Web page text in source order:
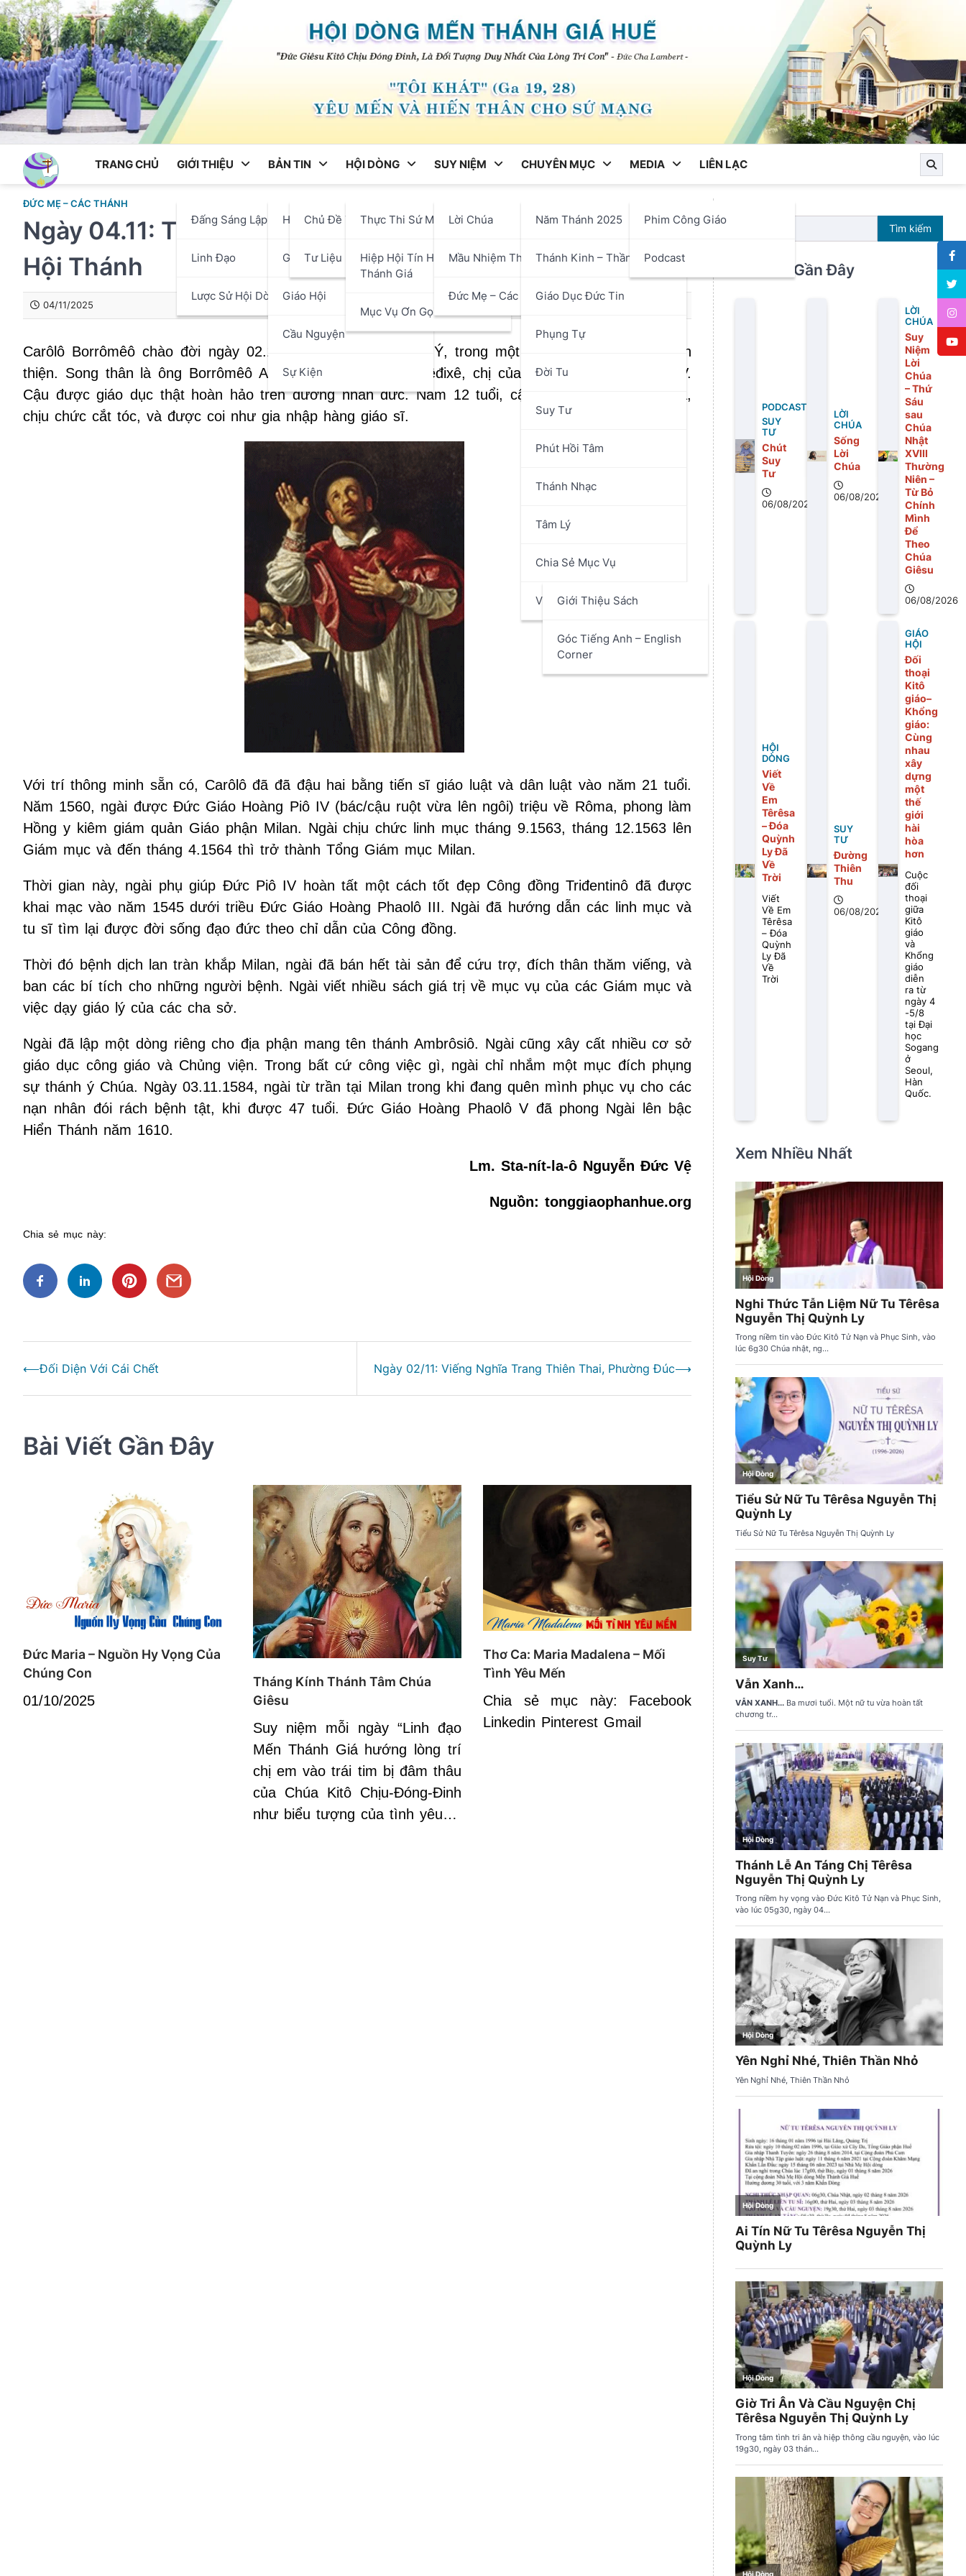
Skip
to
content
TRANG CHỦ GIỚI THIỆU
Đấng Sáng Lập
Linh Đạo
Lược Sử Hội Dòng
BẢN TIN
Hội Dòng
Chủ Đề Tháng
Tư Liệu
Giáo Phận
Giáo Hội
Cầu Nguyện
Sự Kiện
HỘI DÒNG
Thực Thi Sứ Mạng
Hiệp Hội Tín Hữu Mến
Thánh Giá
Mục Vụ Ơn Gọi
SUY NIỆM
Lời Chúa
Mầu Nhiệm Thánh Giá
Đức Mẹ – Các Thánh
CHUYÊN MỤC
Năm Thánh 2025
Thánh Kinh – Thần Học
Giáo Dục Đức Tin
Phụng Tự
Đời Tu
Suy Tư
Phút Hồi Tâm
Thánh Nhạc
Tâm Lý
Chia Sẻ Mục Vụ
Văn Hóa Nghệ Thuật
Giới Thiệu Sách
Góc Tiếng Anh – English
Corner
MEDIA
Phim Công Giáo
Podcast
LIÊN LẠC
ĐỨC MẸ – CÁC THÁNH
Ngày 04.11: Thánh Carôlô Borrômêô, Giám Mục, Tiến Sĩ
Hội Thánh
04/11/2025
Carôlô Borrômêô chào đời ngày 02.10.1538 tại Milan, nước Ý, trong một gia đình đạo đức, thánh
thiện. Song thân là ông Borrômêô Arôma và bà Magatita Mêđixê, chị của Đức Giáo Hoàng Piô IV.
Cậu được giáo dục thật hoàn hảo trên đường nhân đức. Năm 12 tuổi, cậu đã tận hiến cho Chúa,
chịu chức cắt tóc, và được coi như gia nhập hàng giáo sĩ.
Với trí thông minh sẵn có, Carôlô đã đã đậu hai bằng tiến sĩ giáo luật và dân luật vào năm 21 tuổi.
Năm 1560, ngài được Đức Giáo Hoàng Piô IV (bác/cậu ruột vừa lên ngôi) triệu về Rôma, phong làm
Hồng y kiêm giám quản Giáo phận Milan. Ngài chịu chức linh mục tháng 9.1563, tháng 12.1563 lên
Giám mục và đến tháng 4.1564 thì trở thành Tổng Giám mục Milan.
Thời gian này, ngài phụ giúp Đức Piô IV hoàn tất một cách tốt đẹp Công đồng Triđentinô đã được
khai mạc vào năm 1545 dưới triều Đức Giáo Hoàng Phaolô III. Ngài đã hướng dẫn các linh mục và
tu sĩ tìm lại được đời sống đạo đức theo chỉ dẫn của Công đồng.
Thời đó bệnh dịch lan tràn khắp Milan, ngài đã bán hết tài sản để cứu trợ, đích thân thăm viếng, và
ban các bí tích cho những người bệnh. Ngài viết nhiều sách giá trị về mục vụ của các Giám mục và
việc dạy giáo lý của các cha sở.
Ngài đã lập một dòng riêng cho địa phận mang tên thánh Ambrôsiô. Ngài cũng xây cất nhiều cơ sở
giáo dục công giáo và Chủng viện. Trong bất cứ công việc gì, ngài chỉ nhắm một mục đích phụng
sự thánh ý Chúa. Ngày 03.11.1584, ngài từ trần tại Milan trong khi đang quên mình phục vụ cho các
nạn nhân đói rách bệnh tật, khi được 47 tuổi. Ðức Giáo Hoàng Phaolô V đã phong Ngài lên bậc
Hiển Thánh năm 1610.
Lm. Sta-nít-la-ô Nguyễn Đức Vệ
Nguồn: tonggiaophanhue.org
Chia sẻ mục này:
hướng
bài
⟵Đối Diện Với Cái Chết Ngày 02/11: Viếng Nghĩa Trang Thiên Thai, Phường Đúc⟶
Bài Viết Gần Đây
Đức Maria – Nguồn Hy Vọng Của
Chúng Con
01/10/2025
Tháng Kính Thánh Tâm Chúa
Giêsu
Suy niệm mỗi ngày “Linh đạo
Mến Thánh Giá hướng lòng trí
chị em vào trái tim bị đâm thâu
của Chúa Kitô Chịu-Đóng-Đinh
như biểu tượng của tình yêu…
Thơ Ca: Maria Madalena – Mối
Tình Yêu Mến
Chia sẻ mục này: Facebook
Linkedin Pinterest Gmail
Tìm kiếm
Bài Viết Gần Đây
PODCAST
SUY
TƯ
Chút
Suy
Tư
06/08/2026
LỜI
CHÚA
Sống
Lời
Chúa
06/08/2026
LỜI
CHÚA
Suy
Niệm
Lời
Chúa
– Thứ
Sáu
sau
Chúa
Nhật
XVIII
Thường
Niên –
Từ Bỏ
Chính
Mình
Để
Theo
Chúa
Giêsu
06/08/2026
HỘI
DÒNG
Viết
Về
Em
Têrêsa
– Đóa
Quỳnh
Ly Đã
Về
Trời
Viết
Về Em
Têrêsa
– Đóa
Quỳnh
Ly Đã
Về
Trời
SUY
TƯ
Đường
Thiên
Thu
06/08/2026
GIÁO
HỘI
Đối
thoại
Kitô
giáo–
Khổng
giáo:
Cùng
nhau
xây
dựng
một
thế
giới
hài
hòa
hơn
Cuộc
đối
thoại
giữa
Kitô
giáo
và
Khổng
giáo
diễn
ra từ
ngày 4
-5/8
tại Đại
học
Sogang
ở
Seoul,
Hàn
Quốc.
Xem Nhiều Nhất